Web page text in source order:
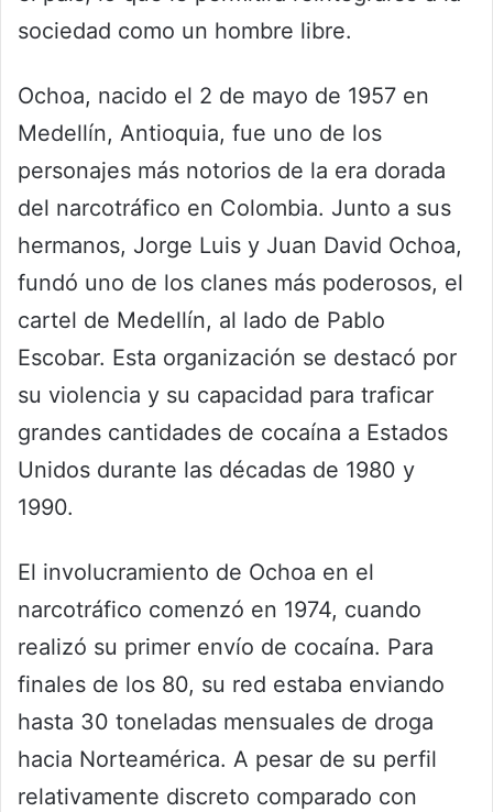
sociedad como un hombre libre.
Ochoa, nacido el 2 de mayo de 1957 en
Medellín, Antioquia, fue uno de los
personajes más notorios de la era dorada
del narcotráfico en Colombia. Junto a sus
hermanos, Jorge Luis y Juan David Ochoa,
fundó uno de los clanes más poderosos, el
cartel de Medellín, al lado de Pablo
Escobar. Esta organización se destacó por
su violencia y su capacidad para traficar
grandes cantidades de cocaína a Estados
Unidos durante las décadas de 1980 y
1990.
El involucramiento de Ochoa en el
narcotráfico comenzó en 1974, cuando
realizó su primer envío de cocaína. Para
finales de los 80, su red estaba enviando
hasta 30 toneladas mensuales de droga
hacia Norteamérica. A pesar de su perfil
relativamente discreto comparado con